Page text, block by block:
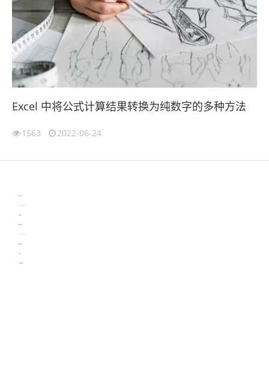
Excel 中将公式计算结果转换为纯数字的多种方法
1563 2022-06-24